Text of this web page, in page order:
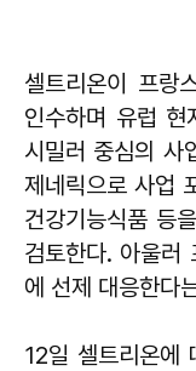
셀트리온이 프랑
인수하며 유럽
시밀러 중심의 사
제네릭으로 사업
건강기능식품 등
검토한다. 아울러
에 선제 대응한다
12일 셀트리온에